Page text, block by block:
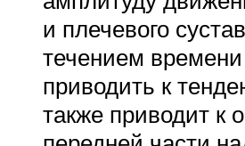
и плечевого
течением
приводить к
также приводит к